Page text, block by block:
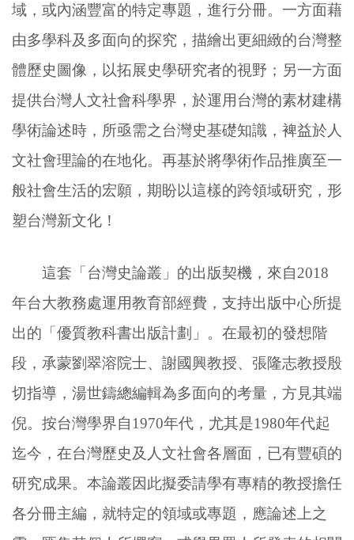
域，或內涵豐富的特定專題，進行分冊。一方面藉
由多學科及多面向的探究，描繪出更細緻的台灣整
體歷史圖像，以拓展史學研究者的視野；另一方面
提供台灣人文社會科學界，於運用台灣的素材建構
學術論述時，所亟需之台灣史基礎知識，裨益於人
文社會理論的在地化。再基於將學術作品推廣至一
般社會生活的宏願，期盼以這樣的跨領域研究，形
塑台灣新文化！
這套「台灣史論叢」的出版契機，來自2018
年台大教務處運用教育部經費，支持出版中心所提
出的「優質教科書出版計劃」。在最初的發想階
段，承蒙劉翠溶院士、謝國興教授、張隆志教授殷
切指導，湯世鑄總編輯為多面向的考量，方見其端
倪。按台灣學界自1970年代，尤其是1980年代起
迄今，在台灣歷史及人文社會各層面，已有豐碩的
研究成果。本論叢因此擬委請學有專精的教授擔任
各分冊主編，就特定的領域或專題，應論述上之